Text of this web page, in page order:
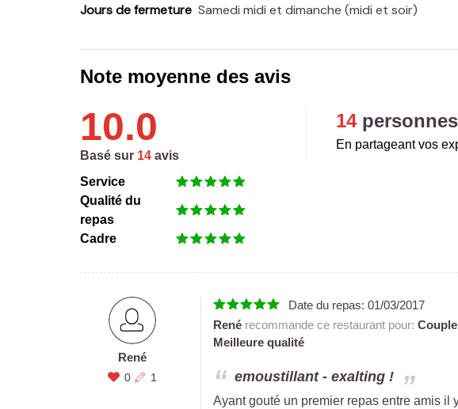
Jours de fermeture
Samedi midi et dimanche (midi et soir)
Note moyenne des avis
10.0
Basé sur 14 avis
Service
Qualité du
repas
Cadre
14
En partageant vos
René
0 1
Date du repas: 01/03/2017
Renérecommande ce restaurant pour:
Meilleure qualité
emoustillant - exalting !
Ayant gouté un premier repas entre amis